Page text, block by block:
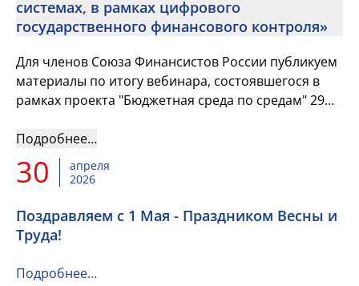
системах, в рамках цифрового
государственного финансового контроля»
Для членов Союза Финансистов России публикуем
материалы по итогу вебинара, состоявшегося в
рамках проекта "Бюджетная среда по средам" 29
Подробнее…
30
апреля
2026
Поздравляем с 1 Мая - Праздником Весны и
Труда!
Подробнее…